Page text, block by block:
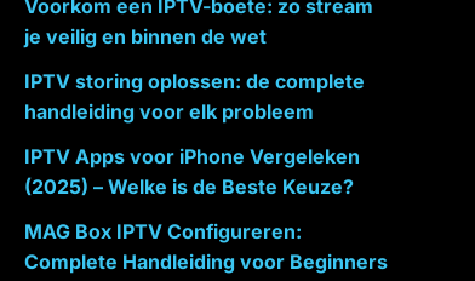
Voorkom een IPTV-boete: zo stream
je veilig en binnen de wet
IPTV storing oplossen: de complete
handleiding voor elk probleem
IPTV Apps voor iPhone Vergeleken
(2025) – Welke is de Beste Keuze?
MAG Box IPTV Configureren:
Complete Handleiding voor Beginners